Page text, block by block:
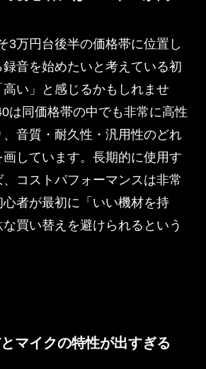
3万円台後半の価格帯に位置し
音を始めたいと考えている初
い」と感じるかもしれませ
は同価格帯の中でも非常に高性
音質・耐久性・汎用性のどれ
しています。長期的に使用す
コストパフォーマンスは非常
者が最初に「いい機材を持
買い替えを避けられるという
マイクの特性が出すぎる